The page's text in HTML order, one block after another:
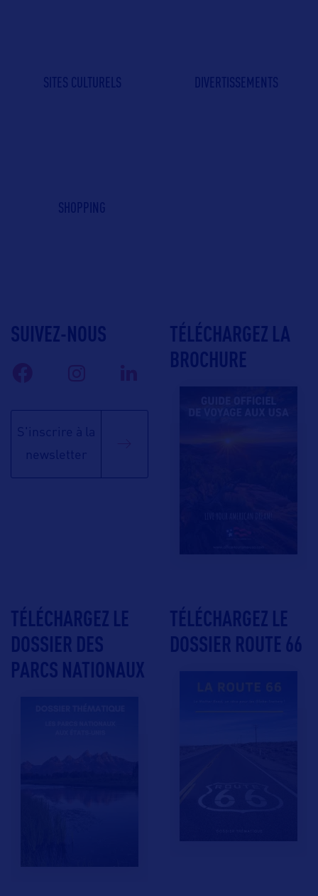
SITES CULTURELS DIVERTISSEMENTS
SHOPPING
SUIVEZ-NOUS
S'inscrire à la
newsletter
TÉLÉCHARGEZ LA
BROCHURE
TÉLÉCHARGEZ LE
DOSSIER DES
PARCS NATIONAUX
TÉLÉCHARGEZ LE
DOSSIER ROUTE 66